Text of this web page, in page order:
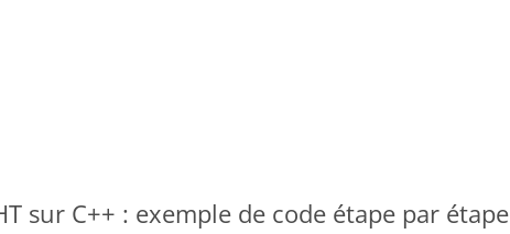
sur C++ : exemple de code étape par étape